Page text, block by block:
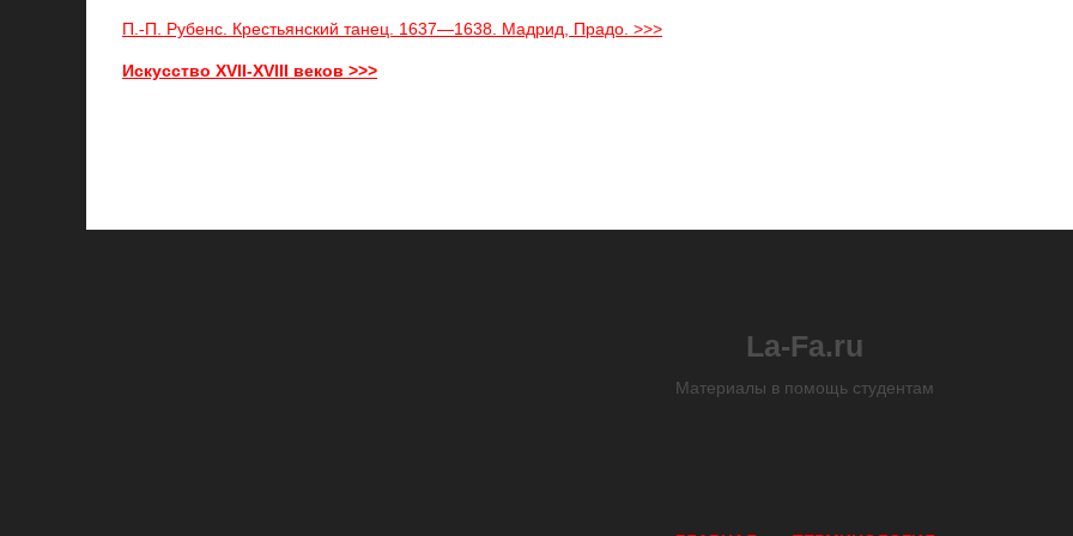
П.-П. Рубенс. Крестьянский танец. 1637—1638. Мадрид, Прадо. >>>
Искусство XVII-XVIII веков >>>
La-Fa.ru
Материалы в помощь студентам